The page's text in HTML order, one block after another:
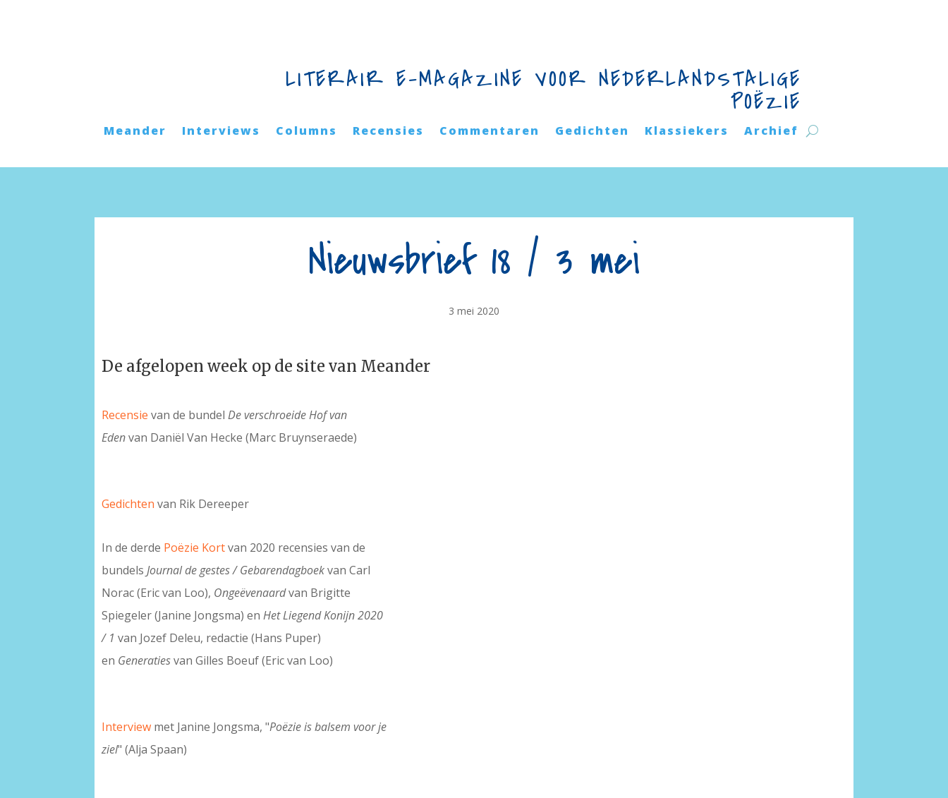
LITERAIR E-MAGAZINE VOOR NEDERLANDSTALIGE
POËZIE
Meander Interviews Columns Recensies Commentaren Gedichten Klassiekers Archief
Nieuwsbrief 18 / 3 mei
3 mei 2020
De afgelopen week op de site van Meander
Recensie van de bundelDe verschroeide Hof van
Edenvan Daniël Van Hecke (Marc Bruynseraede)
Gedichten van Rik Dereeper
In de derde Poëzie Kortvan 2020 recensies van de
bundelsJournal de gestes / Gebarendagboek van Carl
Norac (Eric van Loo), Ongeëvenaardvan Brigitte
Spiegeler (Janine Jongsma) enHet Liegend Konijn 2020
/ 1van Jozef Deleu, redactie (Hans Puper)
en Generatiesvan Gilles Boeuf (Eric van Loo)
Interview met Janine Jongsma, "Poëzie is balsem voor je
ziel" (Alja Spaan)